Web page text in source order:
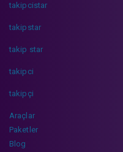
takipcistar
takipstar
takip star
takipci
takipçi
Araçlar
Paketler
Blog